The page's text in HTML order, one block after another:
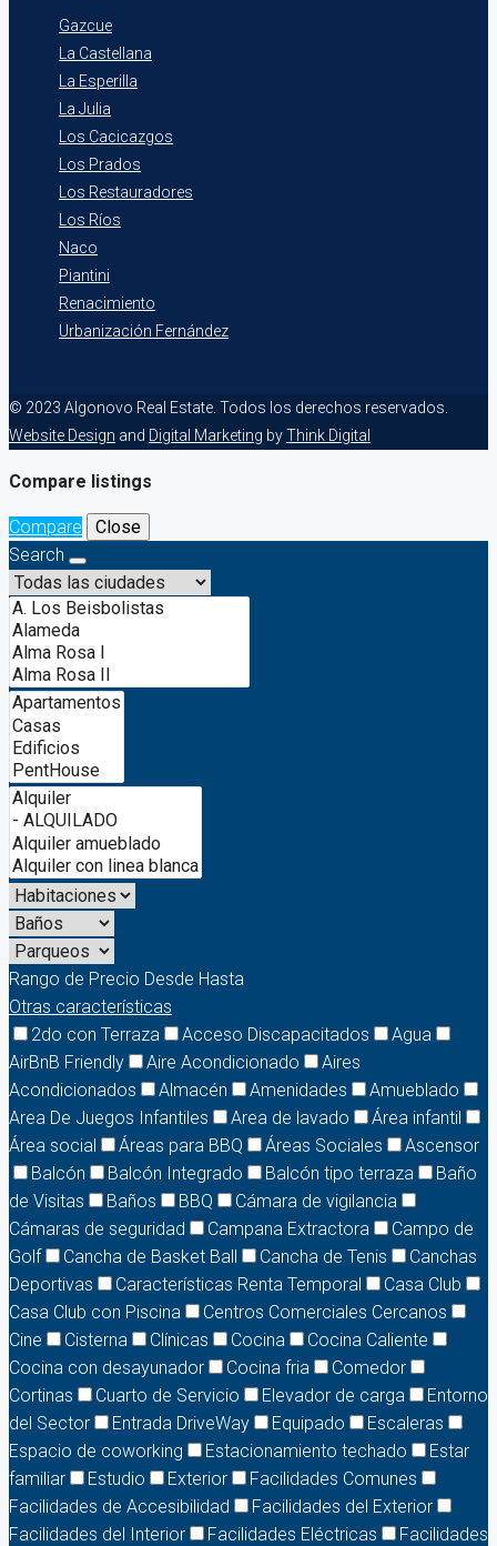
Gazcue
La Castellana
La Esperilla
La Julia
Los Cacicazgos
Los Prados
Los Restauradores
Los Ríos
Naco
Piantini
Renacimiento
Urbanización Fernández
© 2023 Algonovo Real Estate. Todos los derechos reservados.
Website Design and Digital Marketing byThink Digital
Compare listings
Compare
Close
Search
Rango de Precio Desde Hasta
Otras características
2do con Terraza
Acceso Discapacitados
Agua
AirBnB Friendly
Aire Acondicionado
Aires
Acondicionados
Almacén Amenidades
Amueblado
Area De Juegos Infantiles
Area de lavado
Área infantil
Área social
Áreas para BBQ Áreas Sociales
Ascensor
Balcón
Balcón Integrado Balcón tipo terraza
Baño
de Visitas
Baños BBQ
Cámara de vigilancia
Cámaras de seguridad
Campana Extractora
Campo de
Golf
Cancha de Basket Ball Cancha de Tenis
Canchas
Deportivas
Características Renta Temporal
Casa Club
Casa Club con Piscina
Centros Comerciales Cercanos
Cine
Cisterna Clínicas Cocina
Cocina Caliente
Cocina con desayunador
Cocina fria
Comedor
Cortinas
Cuarto de Servicio Elevador de carga
Entorno
del Sector
Entrada DriveWay Equipado
Escaleras
Espacio de coworking
Estacionamiento techado
Estar
familiar
Estudio Exterior
Facilidades Comunes
Facilidades de Accesibilidad
Facilidades del Exterior
Facilidades del Interior
Facilidades Eléctricas
Facilidades